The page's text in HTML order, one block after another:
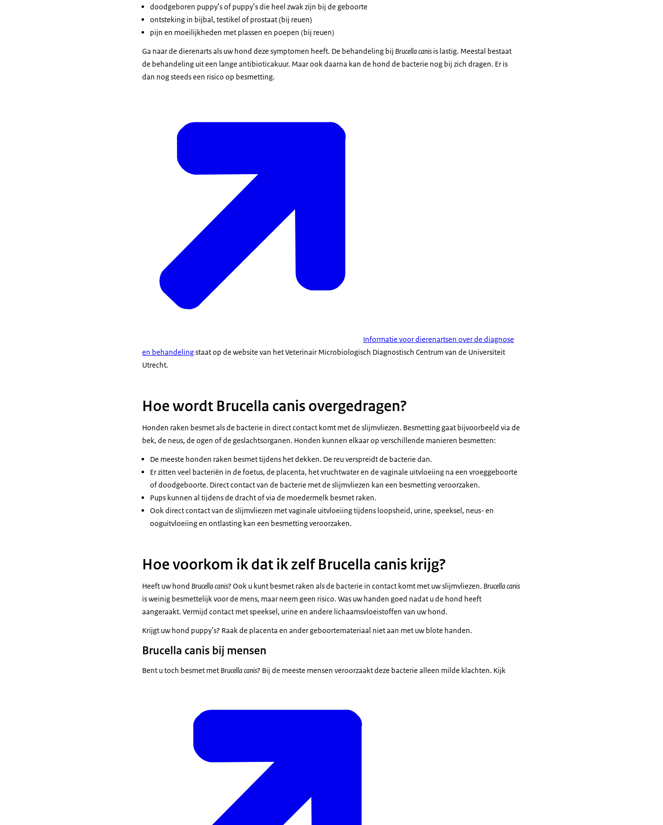
doodgeboren puppy’s of puppy’s die heel zwak zijn bij de geboorte
ontsteking in bijbal, testikel of prostaat (bij reuen)
pijn en moeilijkheden met plassen en poepen (bij reuen)
Ga naar de dierenarts als uw hond deze symptomen heeft. De behandeling bij Brucella canis is lastig. Meestal bestaat
de behandeling uit een lange antibioticakuur. Maar ook daarna kan de hond de bacterie nog bij zich dragen. Er is
dan nog steeds een risico op besmetting.
Informatie voor dierenartsen over de diagnose
en behandelingstaat op de website van het Veterinair Microbiologisch Diagnostisch Centrum van de Universiteit
Utrecht.
Hoe wordt Brucella canis overgedragen?
Honden raken besmet als de bacterie in direct contact komt met de slijmvliezen. Besmetting gaat bijvoorbeeld via de
bek, de neus, de ogen of de geslachtsorganen. Honden kunnen elkaar op verschillende manieren besmetten:
De meeste honden raken besmet tijdens het dekken. De reu verspreidt de bacterie dan.
Er zitten veel bacteriën in de foetus, de placenta, het vruchtwater en de vaginale uitvloeiing na een vroeggeboorte
of doodgeboorte. Direct contact van de bacterie met de slijmvliezen kan een besmetting veroorzaken.
Pups kunnen al tijdens de dracht of via de moedermelk besmet raken.
Ook direct contact van de slijmvliezen met vaginale uitvloeiing tijdens loopsheid, urine, speeksel, neus- en
ooguitvloeiing en ontlasting kan een besmetting veroorzaken.
Hoe voorkom ik dat ik zelf Brucella canis krijg?
Heeft uw hond Brucella canis? Ook u kunt besmet raken als de bacterie in contact komt met uw slijmvliezen. Brucella canis
is weinig besmettelijk voor de mens, maar neem geen risico. Was uw handen goed nadat u de hond heeft
aangeraakt. Vermijd contact met speeksel, urine en andere lichaamsvloeistoffen van uw hond.
Krijgt uw hond puppy’s? Raak de placenta en ander geboortemateriaal niet aan met uw blote handen.
Brucella canis bij mensen
Bent u toch besmet met Brucella canis? Bij de meeste mensen veroorzaakt deze bacterie alleen milde klachten. Kijk